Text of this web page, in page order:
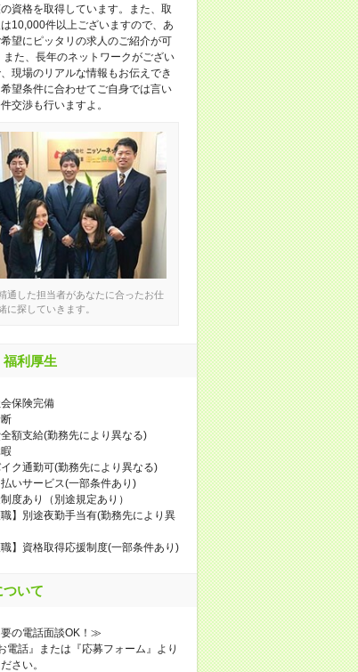
資格を取得しています。また、取
10,000件以上ございますので、あ
望にピッタリの求人のご紹介が可
また、長年のネットワークがござい
現場のリアルな情報もお伝えでき
望条件に合わせてご自身では言い
交渉も行いますよ。
通した担当者があなたに合ったお仕
に探していきます。
福利厚生
保険完備
断
額支給(勤務先により異なる)
暇
ク通勤可(勤務先により異なる)
いサービス(一部条件あり)
度あり（別途規定あり）
】別途夜勤手当有(勤務先により異
】資格取得応援制度(一部条件あり)
いて
の電話面談OK！≫
電話』または『応募フォーム』より
さい。